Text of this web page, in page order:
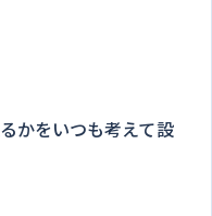
かをいつも考えて設